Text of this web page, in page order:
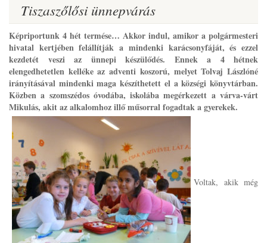
Tiszaszőlősi ünnepvárás
Képriportunk 4 hét termése… Akkor indul, amikor a polgármesteri
hivatal kertjében felállítják a mindenki karácsonyfáját, és ezzel
kezdetét veszi az ünnepi készülődés. Ennek a 4 hétnek
elengedhetetlen kelléke az adventi koszorú, melyet Tolvaj Lászlóné
irányításával mindenki maga készíthetett el a községi könyvtárban.
Közben a szomszédos óvodába, iskolába megérkezett a várva-várt
Mikulás, akit az alkalomhoz illő műsorral fogadtak a gyerekek.
Voltak, akik még